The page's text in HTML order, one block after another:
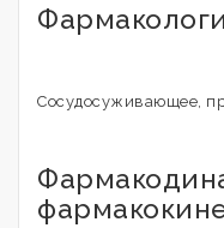
Сосудосуживающее,